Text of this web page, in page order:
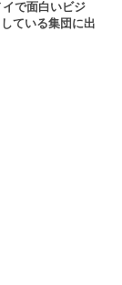
イで面白いビジ
ている集団に出